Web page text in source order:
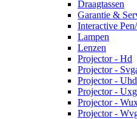
Draagtassen
Garantie &
Interactive
Lampen
Lenzen
Projector - Hd
Projector -
Projector - Uhd
Projector -
Projector -
Projector -